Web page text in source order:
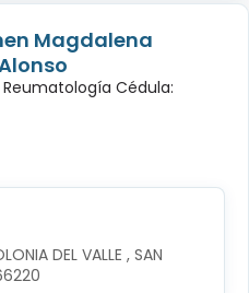
Magdalena
Reumatología Cédula:
DEL VALLE , SAN